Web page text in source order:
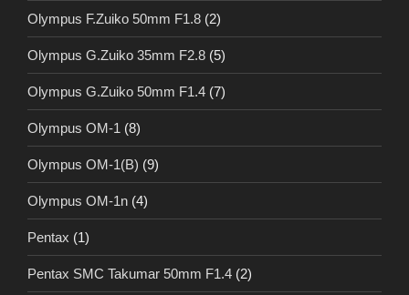
Olympus F.Zuiko 50mm F1.8 (2)
Olympus G.Zuiko 35mm F2.8 (5)
Olympus G.Zuiko 50mm F1.4 (7)
Olympus OM-1 (8)
Olympus OM-1(B) (9)
Olympus OM-1n (4)
Pentax (1)
Pentax SMC Takumar 50mm F1.4 (2)